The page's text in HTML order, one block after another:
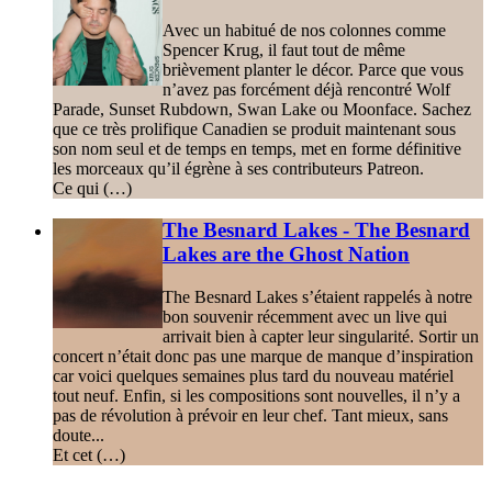
Avec un habitué de nos colonnes comme
Spencer Krug, il faut tout de même
brièvement planter le décor. Parce que vous
n’avez pas forcément déjà rencontré Wolf
Parade, Sunset Rubdown, Swan Lake ou Moonface. Sachez
que ce très prolifique Canadien se produit maintenant sous
son nom seul et de temps en temps, met en forme définitive
les morceaux qu’il égrène à ses contributeurs Patreon.
Ce qui (…)
The Besnard Lakes - The Besnard
Lakes are the Ghost Nation
The Besnard Lakes s’étaient rappelés à notre
bon souvenir récemment avec un live qui
arrivait bien à capter leur singularité. Sortir un
concert n’était donc pas une marque de manque d’inspiration
car voici quelques semaines plus tard du nouveau matériel
tout neuf. Enfin, si les compositions sont nouvelles, il n’y a
pas de révolution à prévoir en leur chef. Tant mieux, sans
doute...
Et cet (…)